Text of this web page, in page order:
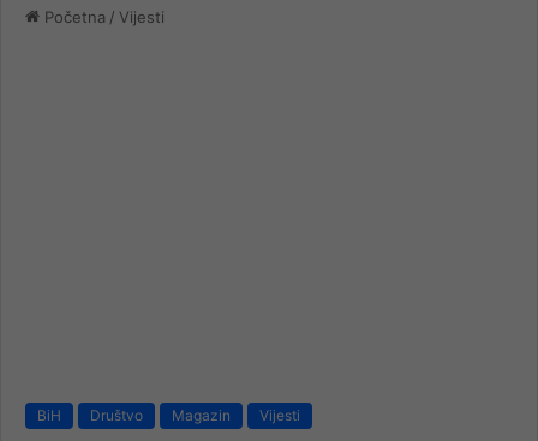
Početna / Vijesti
BiH Društvo Magazin Vijesti